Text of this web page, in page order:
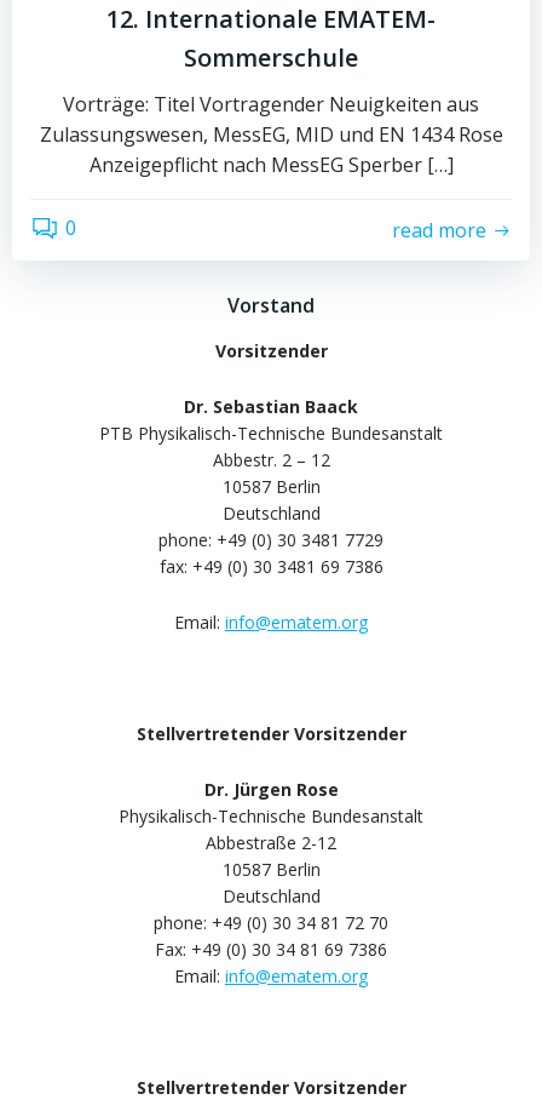
12. Internationale EMATEM-
Sommerschule
Vorträge: Titel Vortragender Neuigkeiten aus
Zulassungswesen, MessEG, MID und EN 1434 Rose
Anzeigepflicht nach MessEG Sperber […]
0 read more
Vorstand
Vorsitzender
Dr. Sebastian Baack
PTB Physikalisch-Technische Bundesanstalt
Abbestr. 2 – 12
10587 Berlin
Deutschland
phone: +49 (0) 30 3481 7729
fax: +49 (0) 30 3481 69 7386
Email: info@ematem.org
Stellvertretender Vorsitzender
Dr. Jürgen Rose
Physikalisch-Technische Bundesanstalt
Abbestraße 2-12
10587 Berlin
Deutschland
phone: +49 (0) 30 34 81 72 70
Fax: +49 (0) 30 34 81 69 7386
Email: info@ematem.org
Stellvertretender Vorsitzender